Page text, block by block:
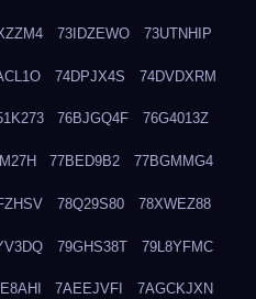
73IDZEWO 73UTNHIP
74DPJX4S 74DVDXRM
76BJGQ4F 76G4013Z
77BED9B2 77BGMMG4
78Q29S80 78XWEZ88
79GHS38T 79L8YFMC
7AEEJVFI 7AGCKJXN